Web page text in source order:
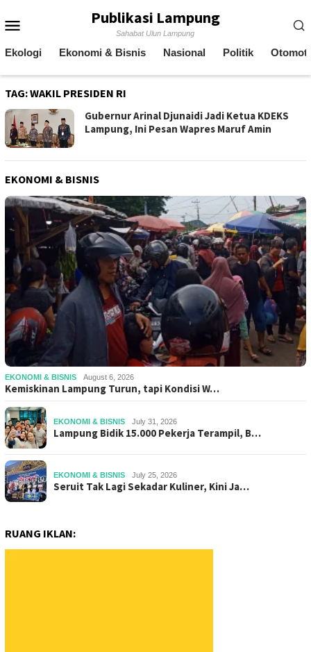
to
Publikasi Lampung
Sahabat Ulun Lampung
Ekologi Ekonomi & Bisnis Nasional Politik
TAG:WAKIL PRESIDEN RI
Gubernur Arinal Djunaidi Jadi Ketua KDEKS
Lampung, Ini Pesan Wapres Maruf Amin
EKONOMI & BISNIS
EKONOMI & BISNIS August 6, 2026
Kemiskinan Lampung Turun, tapi Kondisi W…
EKONOMI & BISNIS July 31, 2026
Lampung Bidik 15.000 Pekerja Terampil, B…
EKONOMI & BISNIS July 25, 2026
Seruit Tak Lagi Sekadar Kuliner, Kini Ja…
RUANG IKLAN: